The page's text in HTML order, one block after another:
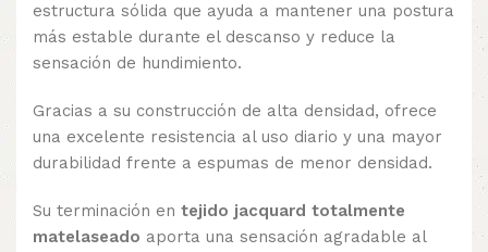
estructura sólida que ayuda a mantener una postura
más estable durante el descanso y reduce la
sensación de hundimiento.
Gracias a su construcción de alta densidad, ofrece
una excelente resistencia al uso diario y una mayor
durabilidad frente a espumas de menor densidad.
Su terminación en tejido jacquard totalmente
matelaseado aporta una sensación agradable al